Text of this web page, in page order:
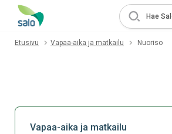
Hae
Etusivu Vapaa-aika ja matkailu Nuoriso
Vapaa-aika ja matkailu